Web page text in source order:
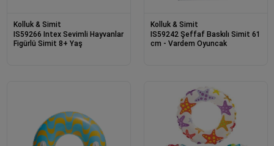
Kolluk & Simit
IS59266 Intex Sevimli Hayvanlar
Figürlü Simit 8+ Yaş
Kolluk & Simit
IS59242 Şeffaf Baskılı Simit 61
cm - Vardem Oyuncak